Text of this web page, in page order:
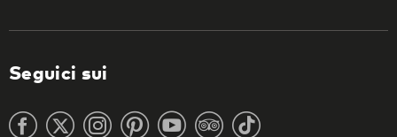
Seguici sui